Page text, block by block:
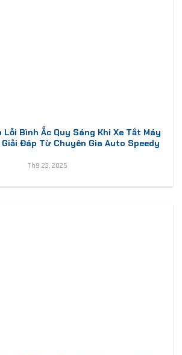
Bình Ắc Quy Sáng Khi Xe Tắt Máy
Đáp Từ Chuyên Gia Auto Speedy
Th9 23, 2025